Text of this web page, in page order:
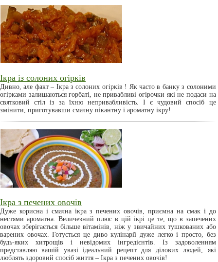
Ікра із солоних огірків
Дивно, але факт – Ікра з солоних огірків ! Як часто в банку з солоними
огірками залишаються горбаті, не привабливі огірочки які не подаси на
святковий стіл із за їхню непривабливість. І є чудовий спосіб це
змінити, приготувавши смачну пікантну і ароматну ікру!
Ікра з печених овочів
Дуже корисна і смачна ікра з печених овочів, приємна на смак і до
нестями ароматна. Величезний плюс в цій ікрі це те, що в запечених
овочах зберігається більше вітамінів, ніж у звичайних тушкованих або
варених овочах. Готується це диво кулінарії дуже легко і просто, без
будь-яких хитрощів і невідомих інгредієнтів. Із задоволенням
представляю вашій увазі ідеальний рецепт для ділових людей, які
люблять здоровий спосіб життя – Ікра з печених овочів!